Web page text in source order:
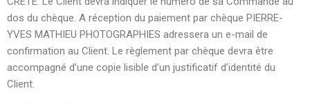
dos du chèque. A réception du paiement par chèque PIERRE-
YVES MATHIEU PHOTOGRAPHIES adressera un e-mail de
confirmation au Client. Le règlement par chèque devra être
accompagné d’une copie lisible d’un justificatif d’identité du
Client.